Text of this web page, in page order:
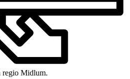
regio Midlum.